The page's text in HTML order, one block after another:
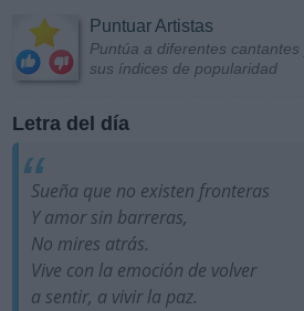
Puntuar Artistas
Puntúa a diferentes
sus índices de popularidad
Letra del día
Sueña que no existen fronteras
Y amor sin barreras,
No mires atrás.
Vive con la emoción de volver
a sentir, a vivir la paz.